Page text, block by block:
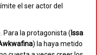
el ser actor del
Para la protagonista ( Issa
) la haya metido